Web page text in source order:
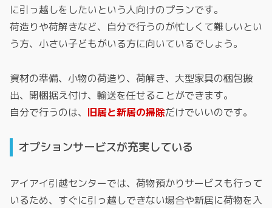
に引っ越しをしたいという人向けのプランです。
荷造りや荷解きなど、自分で行うのが忙しくて難しいとい
う方、小さい子どもがいる方に向いているでしょう。
資材の準備、小物の荷造り、荷解き、大型家具の梱包搬
出、開梱据え付け、輸送を任せることができます。
自分で行うのは、 旧居と新居の掃除だけでいいのです。
オプションサービスが充実している
アイアイ引越センターでは、荷物預かりサービスも行って
いるため、すぐに引っ越しできない場合や新居に荷物を入